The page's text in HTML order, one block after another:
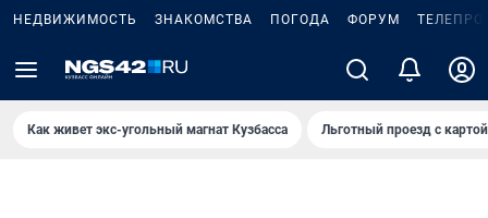
НЕДВИЖИМОСТЬ ЗНАКОМСТВА ПОГОДА ФОРУМ
Как живет экс-угольный магнат Кузбасса Льготный проезд с